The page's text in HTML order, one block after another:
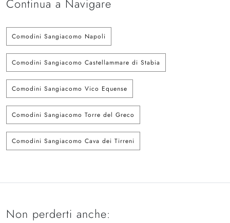
Continua a Navigare
Comodini Sangiacomo Napoli
Comodini Sangiacomo Castellammare di Stabia
Comodini Sangiacomo Vico Equense
Comodini Sangiacomo Torre del Greco
Comodini Sangiacomo Cava dei Tirreni
Non perderti anche: